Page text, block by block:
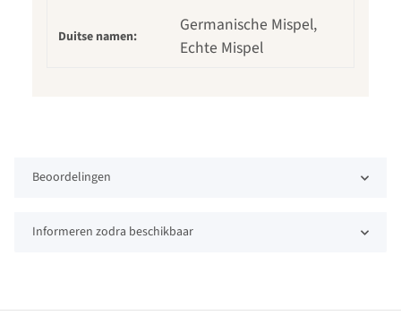
Duitse namen:
Germanische Mispel,
Echte Mispel
Beoordelingen
Informeren zodra beschikbaar